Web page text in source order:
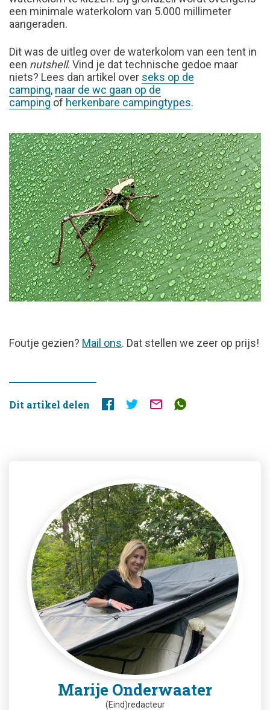
een minimale waterkolom van 5.000 millimeter
aangeraden.
Dit was de uitleg over de waterkolom van een tent in
een nutshell. Vind je dat technische gedoe maar
niets? Lees dan artikel over seks op de
camping, naar de wc gaan op de
camping of herkenbare campingtypes.
FOUTJE
GEZIEN?
Foutje gezien? Mail ons. Dat stellen we zeer op prijs!
Dit artikel delen
Marije Onderwaater
(Eind)redacteur